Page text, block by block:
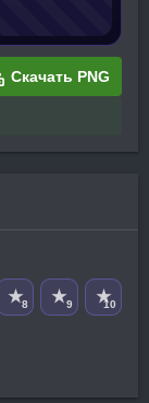
Скачать PNG
★8 ★9 ★10